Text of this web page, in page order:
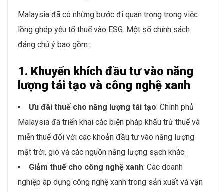
Malaysia đã có những bước đi quan trọng trong việc
lồng ghép yếu tố thuế vào ESG. Một số chính sách
đáng chú ý bao gồm:
1. Khuyến khích đầu tư vào năng
lượng tái tạo và công nghệ xanh
Ưu đãi thuế cho năng lượng tái tạo: Chính phủ
Malaysia đã triển khai các biện pháp khấu trừ thuế và
miễn thuế đối với các khoản đầu tư vào năng lượng
mặt trời, gió và các nguồn năng lượng sạch khác.
Giảm thuế cho công nghệ xanh: Các doanh
nghiệp áp dụng công nghệ xanh trong sản xuất và vận